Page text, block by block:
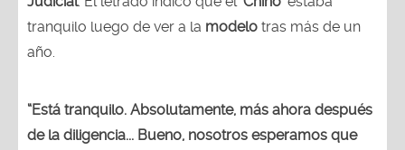
tranquilo luego de ver a la modelo tras más de un
año.
“Está tranquilo. Absolutamente, más ahora después
de la diligencia... Bueno, nosotros esperamos que